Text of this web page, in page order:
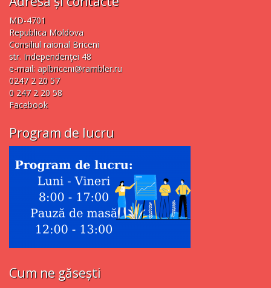
MD-4701
Republica Moldova
Consiliul raional Briceni
str. Independenţei 48
e-mail: aplbriceni@rambler.ru
0247 2 20 57
0 247 2 20 58
Facebook
Program de lucru
Cum ne găsești